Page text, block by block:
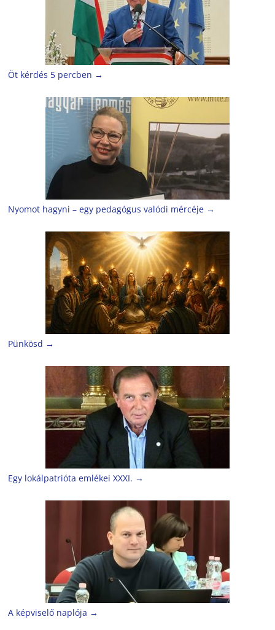
Öt kérdés 5 percben →
Nyomot hagyni – egy pedagógus valódi mércéje →
Pünkösd →
Egy lokálpatrióta emlékei XXXI. →
A képviselő naplója →